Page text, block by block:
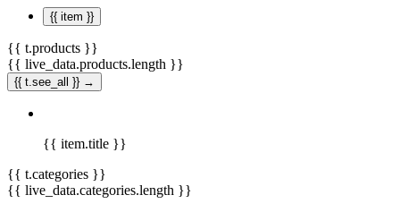
{{ item }}
{{ t.products }}
{{ live_data.products.length }}
{{ t.see_all }} →
{{ item.title }}
{{ t.categories }}
{{ live_data.categories.length }}